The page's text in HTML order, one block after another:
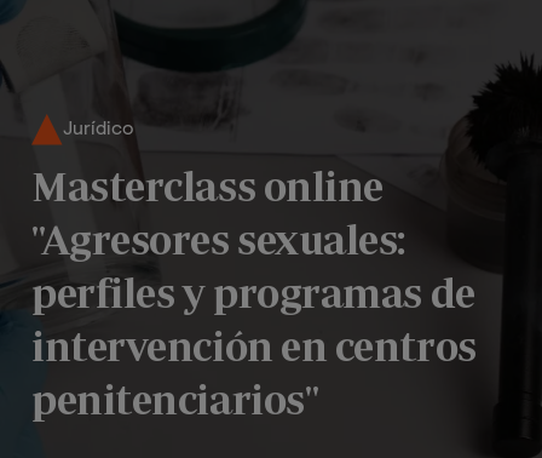
Jurídico
Masterclass online
"Agresores sexuales:
perfiles y programas de
intervención en centros
penitenciarios"